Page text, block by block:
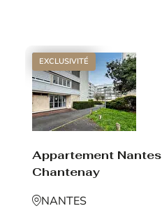
EXCLUSIVITÉ
Appartement Nantes
Chantenay
NANTES